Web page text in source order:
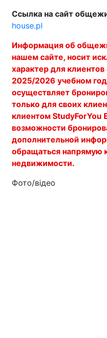
Ссылка на сайт
house.pl
Информация об
нашем сайте, носит
характер для
2025/2026 учебном
осуществляет
только для своих
клиентом StudyForYou
возможности
дополнительной
обращаться напрямую
недвижимости.
Фото/відео